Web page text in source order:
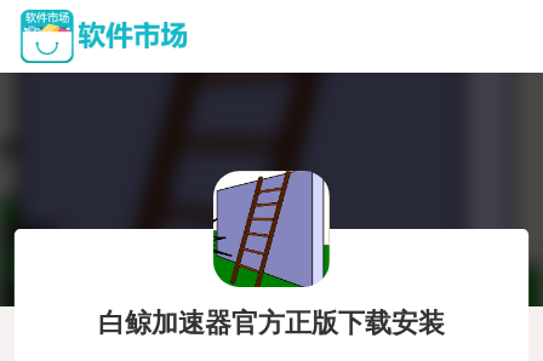
白鲸加速器官方正版下载安装